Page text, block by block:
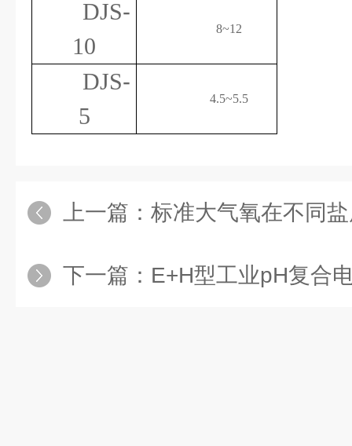
DJS-
10
8~12
DJS-
5
4.5~5.5
上一篇： 标准大气氧在不同盐
下一篇： E+H型工业pH复合